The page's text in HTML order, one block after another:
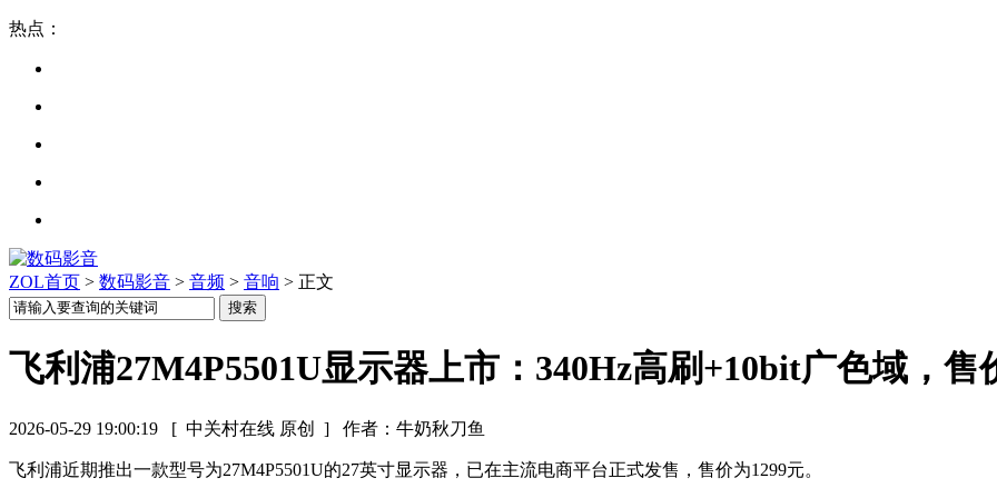
热点：
ZOL首页 > 数码影音 > 音频 > 音响 > 正文
飞利浦27M4P5501U显示器上市：340Hz高刷+10bit广色域，售
2026-05-29 19:00:19 [ 中关村在线 原创 ] 作者：牛奶秋刀鱼
飞利浦近期推出一款型号为27M4P5501U的27英寸显示器，已在主流电商平台正式发售，售价为1299元。